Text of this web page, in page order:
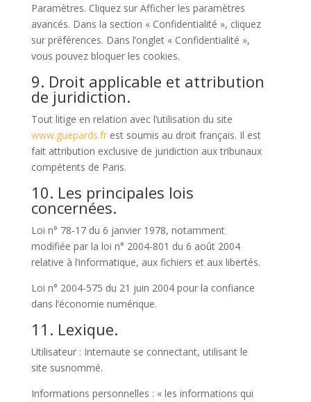
Paramètres. Cliquez sur Afficher les paramètres
avancés. Dans la section « Confidentialité », cliquez
sur préférences. Dans l’onglet « Confidentialité »,
vous pouvez bloquer les cookies.
9. Droit applicable et attribution
de juridiction.
Tout litige en relation avec l’utilisation du site
www.guepards.frest soumis au droit français. Il est
fait attribution exclusive de juridiction aux tribunaux
compétents de Paris.
10. Les principales lois
concernées.
Loi n° 78-17 du 6 janvier 1978, notamment
modifiée par la loi n° 2004-801 du 6 août 2004
relative à l’informatique, aux fichiers et aux libertés.
Loi n° 2004-575 du 21 juin 2004 pour la confiance
dans l’économie numérique.
11. Lexique.
Utilisateur : Internaute se connectant, utilisant le
site susnommé.
Informations personnelles : « les informations qui